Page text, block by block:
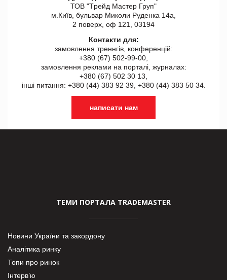
ТОВ "Tрейд Мастер Груп"
м.Київ, бульвар Миколи Руденка 14а,
2 поверх, оф 121, 03194
Контакти для:
замовлення треннгів, конференцій:
+380 (67) 502-99-00,
замовлення реклами на порталі, журналах:
+380 (67) 502 30 13,
інші питання: +380 (44) 383 92 39, +380 (44) 383 50 34.
написати нам
ТЕМИ ПОРТАЛА TRADEMASTER
Новини України та закордону
Аналітика ринку
Топи про ринок
Інтерв’ю